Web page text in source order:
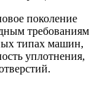
поколение
требованиям
типах машин,
уплотнения,